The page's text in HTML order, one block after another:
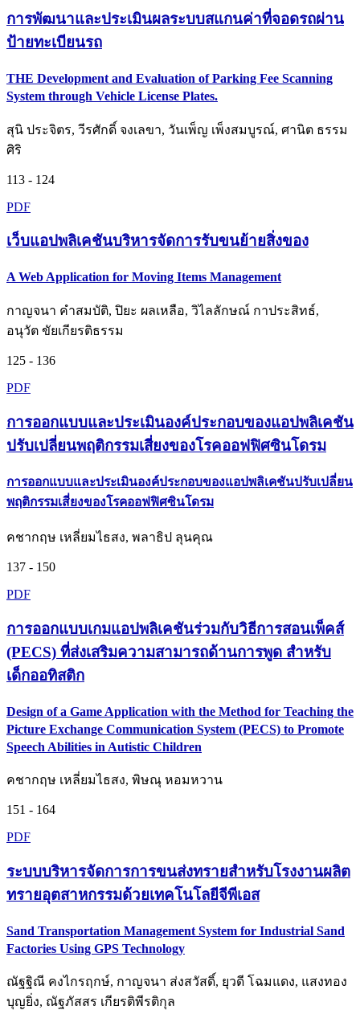
การพัฒนาและประเมินผลระบบสแกนค่าที่จอดรถผ่าน
ป้ายทะเบียนรถ
THE Development and Evaluation of Parking Fee Scanning
System through Vehicle License Plates.
สุนิ ประจิตร, วีรศักดิ์ จงเลขา, วันเพ็ญ เพ็งสมบูรณ์, ศานิต ธรรม
ศิริ
113 - 124
PDF
เว็บแอปพลิเคชันบริหารจัดการรับขนย้ายสิ่งของ
A Web Application for Moving Items Management
กาญจนา คำสมบัติ, ปิยะ ผลเหลือ, วิไลลักษณ์ กาประสิทธ์,
อนุวัต ขัยเกียรติธรรม
125 - 136
PDF
การออกแบบและประเมินองค์ประกอบของแอปพลิเคชัน
ปรับเปลี่ยนพฤติกรรมเสี่ยงของโรคออฟฟิศซินโดรม
การออกแบบและประเมินองค์ประกอบของแอปพลิเคชันปรับเปลี่ยน
พฤติกรรมเสี่ยงของโรคออฟฟิศซินโดรม
คชากฤษ เหลี่ยมไธสง, พลาธิป ลุนคุณ
137 - 150
PDF
การออกแบบเกมแอปพลิเคชันร่วมกับวิธีการสอนเพ็คส์
(PECS) ที่ส่งเสริมความสามารถด้านการพูด สำหรับ
เด็กออทิสติก
Design of a Game Application with the Method for Teaching the
Picture Exchange Communication System (PECS) to Promote
Speech Abilities in Autistic Children
คชากฤษ เหลี่ยมไธสง, พิษณุ หอมหวาน
151 - 164
PDF
ระบบบริหารจัดการการขนส่งทรายสำหรับโรงงานผลิต
ทรายอุตสาหกรรมด้วยเทคโนโลยีจีพีเอส
Sand Transportation Management System for Industrial Sand
Factories Using GPS Technology
ณัฐฐิณี คงไกรฤกษ์, กาญจนา ส่งสวัสดิ์, ยุวดี โฉมแดง, แสงทอง
บุญยิ่ง, ณัฐภัสสร เกียรติพีรติกุล